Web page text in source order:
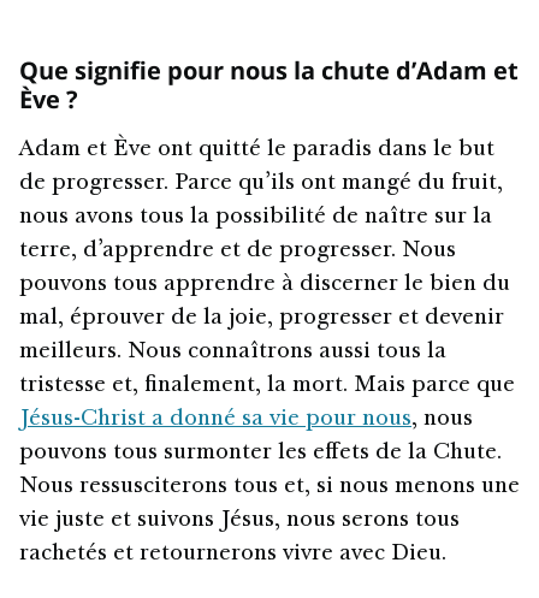
Que signifie pour nous la chute d’Adam et
Ève ?
Adam et Ève ont quitté le paradis dans le but
de progresser. Parce qu’ils ont mangé du fruit,
nous avons tous la possibilité de naître sur la
terre, d’apprendre et de progresser. Nous
pouvons tous apprendre à discerner le bien du
mal, éprouver de la joie, progresser et devenir
meilleurs. Nous connaîtrons aussi tous la
tristesse et, finalement, la mort. Mais parce que
Jésus-Christ a donné sa vie pour nous, nous
pouvons tous surmonter les effets de la Chute.
Nous ressusciterons tous et, si nous menons une
vie juste et suivons Jésus, nous serons tous
rachetés et retournerons vivre avec Dieu.